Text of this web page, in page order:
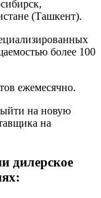
(Ташкент).
более 100
ежемесячно.
на новую
на
дилерское